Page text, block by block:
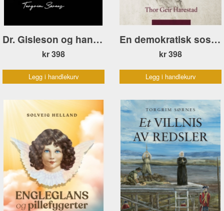
Dr. Gisleson og hans pasienter
kr 398
Legg i handlekurv
En demokratisk sosialist. Gustav Natvig-Pedersen
kr 398
Legg i handlekurv